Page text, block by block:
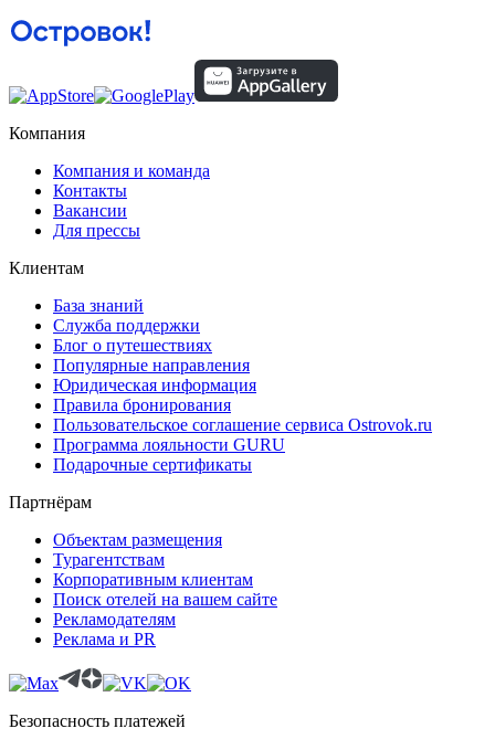
Компания
Компания и команда
Контакты
Вакансии
Для прессы
Клиентам
База знаний
Служба поддержки
Блог о путешествиях
Популярные направления
Юридическая информация
Правила бронирования
Пользовательское соглашение сервиса Ostrovok.ru
Программа лояльности GURU
Подарочные сертификаты
Партнёрам
Объектам размещения
Турагентствам
Корпоративным клиентам
Поиск отелей на вашем сайте
Рекламодателям
Реклама и PR
Безопасность платежей